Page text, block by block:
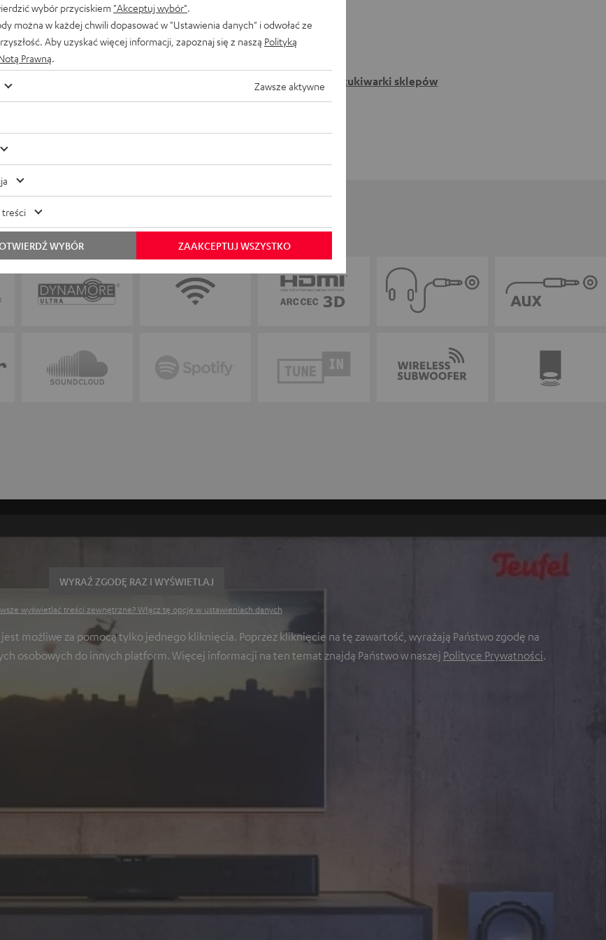
Gęsia skórka gwarantowana! Zajrzyj do sklepu
naszego partnera w Warszawie lub przyjdź do
produkty na własnych uszach! Czy to
kompaktowe słuchawki, czy systemy dźwiękowe
5.1 – pracownicy sklepu służą Ci pomocą i fachową
Do wyszukiwarki sklepów
WYRAŹ ZGODĘ RAZ I WYŚWIETLAJ
wyświetlać treści zewnętrzne? Włącz tę opcję w ustawieniach danych
możliwe za pomocą tylko jednego kliknięcia. Poprzez kliknięcie na tę zawartość, wyrażają Państwo zgodę na
osobowych do innych platform. Więcej informacji na ten temat znajdą Państwo w naszej Polityce Prywatności.
wybór przyciskiem "Akceptuj wybór"
można w każdej chwili dopasować w "Ustawienia danych" i odwołać ze
Aby uzyskać więcej informacji, zapoznaj się z naszą Polityką
Prawną
Zawsze aktywne
ZAAKCEPTUJ WSZYSTKO
WYBÓR